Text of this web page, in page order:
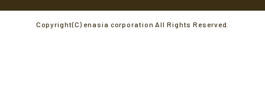
Copyright(C) enasia corporation All Rights Reserved.